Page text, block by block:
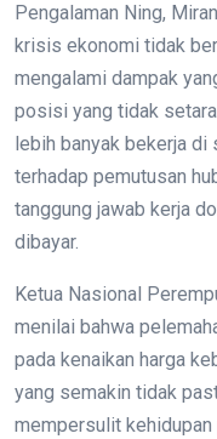
Pengalaman Ning,
krisis ekonomi tidak
mengalami dampak
posisi yang tidak
lebih banyak bekerja di
terhadap pemutusan
tanggung jawab kerja
dibayar.
Ketua Nasional
menilai bahwa
pada kenaikan harga
yang semakin tidak
mempersulit kehidupan